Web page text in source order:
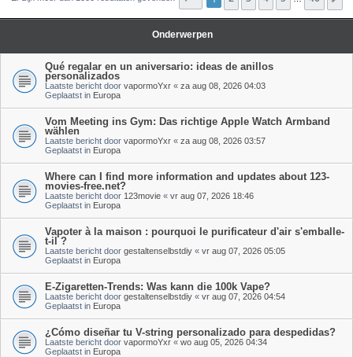
Onderwerpen
Qué regalar en un aniversario: ideas de anillos
personalizados
Laatste bericht door vapormoYxr « za aug 08, 2026 04:03
Geplaatst in Europa
Vom Meeting ins Gym: Das richtige Apple Watch Armband
wählen
Laatste bericht door vapormoYxr « za aug 08, 2026 03:57
Geplaatst in Europa
Where can I find more information and updates about 123-
movies-free.net?
Laatste bericht door 123movie « vr aug 07, 2026 18:46
Geplaatst in Europa
Vapoter à la maison : pourquoi le purificateur d'air s'emballe-
t-il ?
Laatste bericht door gestaltenselbstdiy « vr aug 07, 2026 05:05
Geplaatst in Europa
E-Zigaretten-Trends: Was kann die 100k Vape?
Laatste bericht door gestaltenselbstdiy « vr aug 07, 2026 04:54
Geplaatst in Europa
¿Cómo diseñar tu V-string personalizado para despedidas?
Laatste bericht door vapormoYxr « wo aug 05, 2026 04:34
Geplaatst in Europa